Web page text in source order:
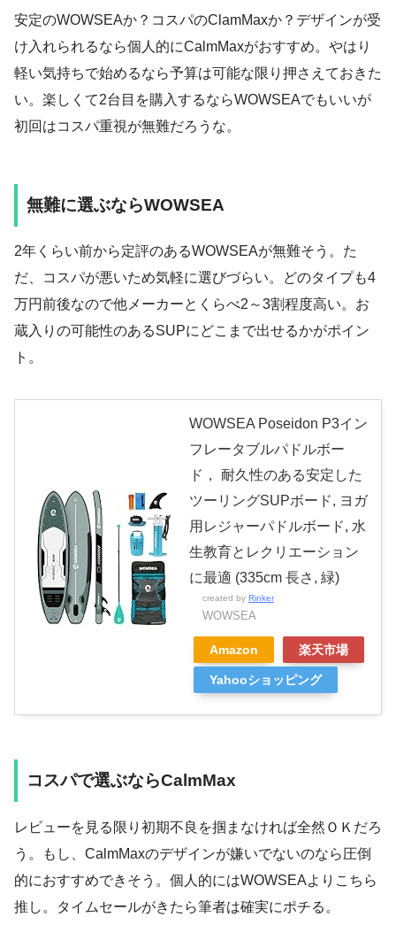
安定のWOWSEAか？コスパのClamMaxか？デザインが受
け入れられるなら個人的にCalmMaxがおすすめ。やはり
軽い気持ちで始めるなら予算は可能な限り押さえておきた
い。楽しくて2台目を購入するならWOWSEAでもいいが
初回はコスパ重視が無難だろうな。
無難に選ぶならWOWSEA
2年くらい前から定評のあるWOWSEAが無難そう。た
だ、コスパが悪いため気軽に選びづらい。どのタイプも4
万円前後なので他メーカーとくらべ2～3割程度高い。お
蔵入りの可能性のあるSUPにどこまで出せるかがポイン
ト。
WOWSEA Poseidon P3イン
フレータブルパドルボー
ド， 耐久性のある安定した
ツーリングSUPボード, ヨガ
用レジャーパドルボード, 水
生教育とレクリエーション
に最適 (335cm 長さ, 緑)
created by Rinker
WOWSEA
Amazon 楽天市場
Yahooショッピング
コスパで選ぶならCalmMax
レビューを見る限り初期不良を掴まなければ全然ＯＫだろ
う。もし、CalmMaxのデザインが嫌いでないのなら圧倒
的におすすめできそう。個人的にはWOWSEAよりこちら
推し。タイムセールがきたら筆者は確実にポチる。